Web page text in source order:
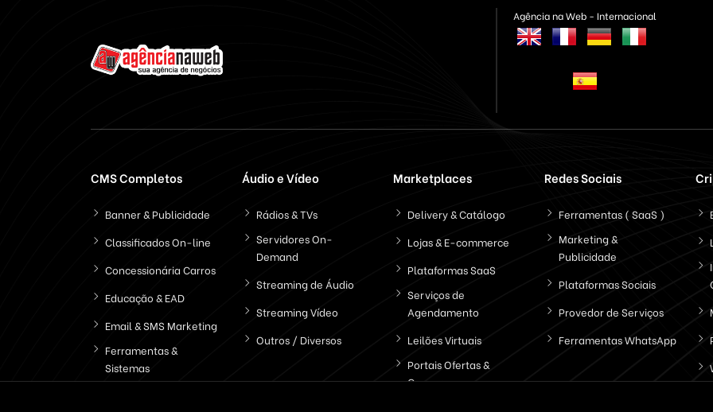
Agência na Web - Internacional
CMS Completos
Banner & Publicidade
Classificados On-line
Concessionária Carros
Educação & EAD
Email & SMS Marketing
Ferramentas &
Sistemas
Áudio e Vídeo
Rádios & TVs
Servidores On-
Demand
Streaming de Áudio
Streaming Vídeo
Outros / Diversos
Marketplaces
Delivery & Catálogo
Lojas & E-commerce
Plataformas SaaS
Serviços de
Agendamento
Leilões Virtuais
Portais Ofertas &
Cupons
Redes Sociais
Ferramentas ( SaaS )
Marketing &
Publicidade
Plataformas Sociais
Provedor de Serviços
Ferramentas WhatsApp